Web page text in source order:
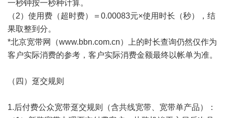
一秒钟按一秒种计算。
（2）使用费（超时费）＝0.00083元×使用时长（秒），结
果取整到分。
*北京宽带网（www.bbn.com.cn）上的时长查询仍然仅作为
客户实际消费的参考，客户实际消费金额最终以帐单为准。
（四）趸交规则
1.后付费公众宽带趸交规则（含共线宽带、宽带单产品）：